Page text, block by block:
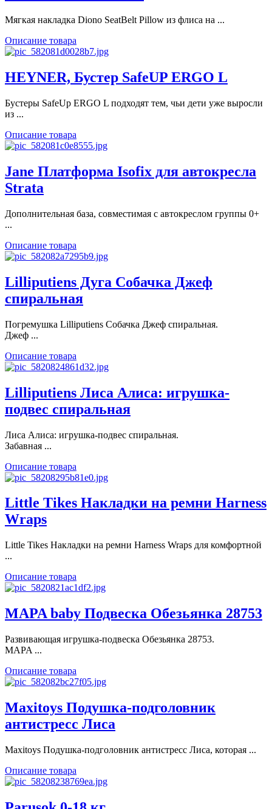
Мягкая накладка Diono SeatBelt Pillow из флиса на ...
Описание товара
HEYNER, Бустер SafeUP ERGO L
Бустеры SafeUp ERGO L подходят тем, чьи дети уже выросли
из ...
Описание товара
Jane Платформа Isofix для автокресла
Strata
Дополнительная база, совместимая с автокреслом группы 0+
...
Описание товара
Lilliputiens Дуга Собачка Джеф
спиральная
Погремушка Lilliputiens Собачка Джеф спиральная.
Джеф ...
Описание товара
Lilliputiens Лиса Алиса: игрушка-
подвес спиральная
Лиса Алиса: игрушка-подвес спиральная.
Забавная ...
Описание товара
Little Tikes Накладки на ремни Harness
Wraps
Little Tikes Накладки на ремни Harness Wraps для комфортной
...
Описание товара
MAPA baby Подвеска Обезьянка 28753
Развивающая игрушка-подвеска Обезьянка 28753.
MAPA ...
Описание товара
Maxitoys Подушка-подголовник
антистресс Лиса
Maxitoys Подушка-подголовник антистресс Лиса, которая ...
Описание товара